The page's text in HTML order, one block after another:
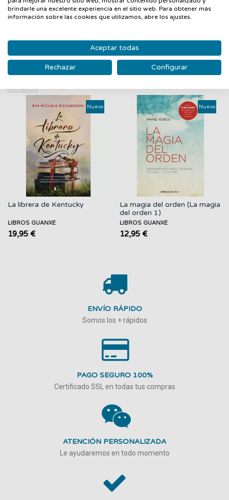
experiencias.
PRODUCTOS RELACIONADOS
Nuevo
La librera de Kentucky
LIBROS GUANXE
19,95 €
Nuevo
La magia del orden (La magia
del orden 1)
LIBROS GUANXE
12,95 €
ENVÍO RÁPIDO
Somos los + rápidos
PAGO SEGURO 100%
Certificado SSL en todas tus compras
ATENCIÓN PERSONALIZADA
Le ayudaremos en todo momento
brindarle una excelente experiencia en el sitio web. Para obtener más
información sobre las cookies que utilizamos, abre los ajustes.
Aceptar todas
Rechazar Configurar